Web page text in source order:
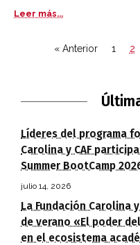
Leer más...
« Anterior 1 2
Líderes del programa
Carolina y CAF
Summer BootCamp
julio 14, 2026
La Fundación Carolina
de verano «El poder
en el ecosistema